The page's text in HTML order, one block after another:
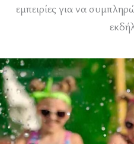
εμπειρίες για να